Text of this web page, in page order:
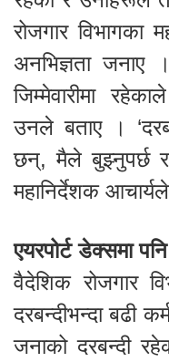
रोजगार विभागका
अनभिज्ञता
जिम्मेवारीमा
उनले बताए ।
छन्, मैले बुझ्नुपर्छ
महानिर्देशक
एयरपोर्ट डेक्समा
वैदेशिक रोजगार
दरबन्दीभन्दा बढी
जनाको दरबन्दी